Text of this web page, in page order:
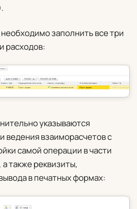
заполнить все три
расходов:
указываются
ведения взаиморасчетов с
самой операции в части
также реквизиты,
в печатных формах: